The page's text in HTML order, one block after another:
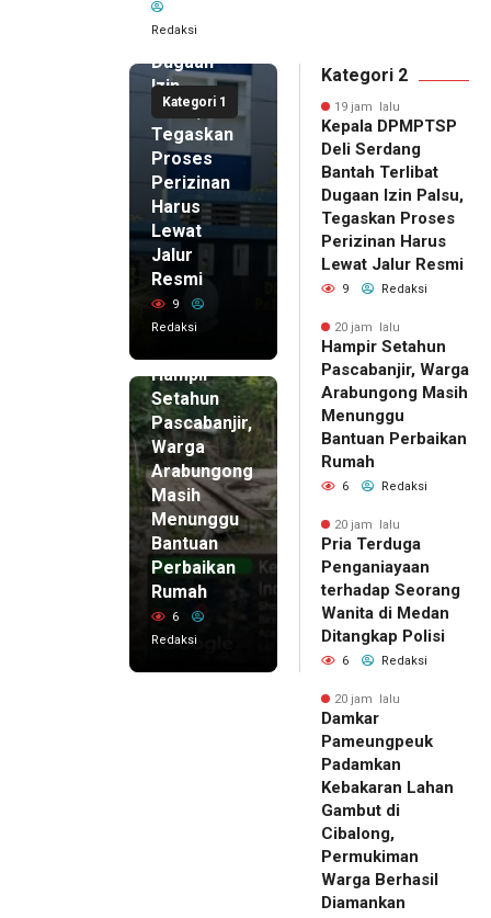
Redaksi
Kategori 1
Bantah
Terlibat
Dugaan
Izin
Palsu,
Tegaskan
Proses
Perizinan
Harus
Lewat
Jalur
Resmi
9
Redaksi
Hampir
Setahun
Pascabanjir,
Warga
Arabungong
Masih
Menunggu
Bantuan
Perbaikan
Rumah
6
Redaksi
Kategori 2
19 jam lalu
Kepala DPMPTSP
Deli Serdang
Bantah Terlibat
Dugaan Izin Palsu,
Tegaskan Proses
Perizinan Harus
Lewat Jalur Resmi
9 Redaksi
20 jam lalu
Hampir Setahun
Pascabanjir, Warga
Arabungong Masih
Menunggu
Bantuan Perbaikan
Rumah
6 Redaksi
20 jam lalu
Pria Terduga
Penganiayaan
terhadap Seorang
Wanita di Medan
Ditangkap Polisi
6 Redaksi
20 jam lalu
Damkar
Pameungpeuk
Padamkan
Kebakaran Lahan
Gambut di
Cibalong,
Permukiman
Warga Berhasil
Diamankan